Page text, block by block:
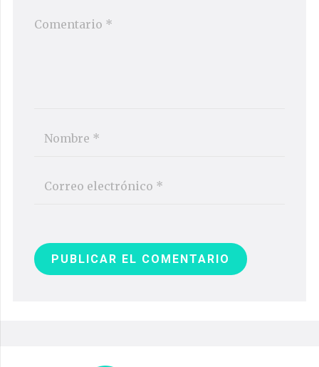
PUBLICAR EL COMENTARIO